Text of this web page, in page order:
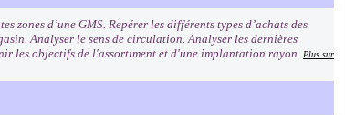
d’une GMS. Repérer les différents types d’achats des
Analyser le sens de circulation. Analyser les dernières
les objectifs de l'assortiment et d'une implantation rayon. Plus sur